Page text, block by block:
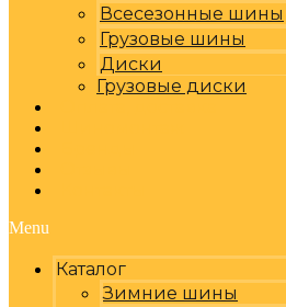
Всесезонные шины
Грузовые шины
Диски
Грузовые диски
Menu
Каталог
Зимние шины